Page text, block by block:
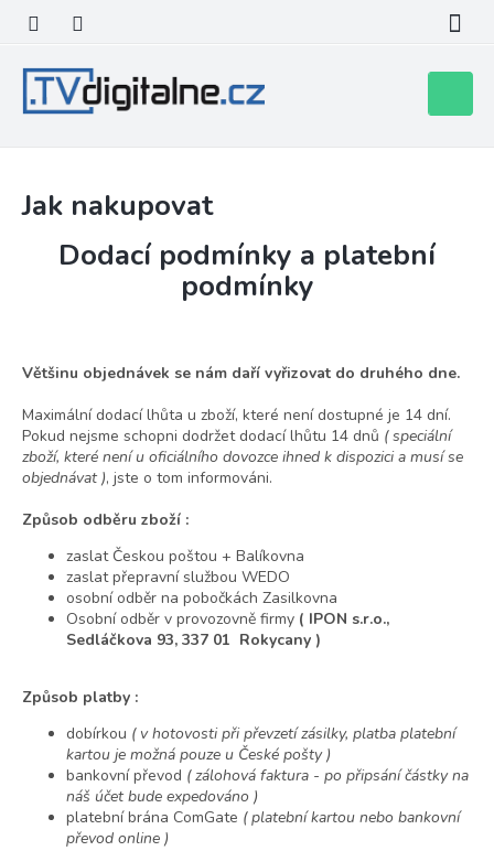
obsah
košík
Jak nakupovat
Dodací podmínky a platební
podmínky
Většinu objednávek se nám daří vyřizovat do druhého dne.
Maximální dodací lhůta u zboží, které není dostupné je 14 dní.
Pokud nejsme schopni dodržet dodací lhůtu 14 dnů ( speciální
zboží, které není u oficiálního dovozce ihned k dispozici a musí se
objednávat ), jste o tom informováni.
Způsob odběru zboží :
zaslat Českou poštou + Balíkovna
zaslat přepravní službou WEDO
osobní odběr na pobočkách Zasilkovna
Osobní odběr v provozovně firmy ( IPON s.r.o.,
Sedláčkova 93, 337 01 Rokycany )
Způsob platby :
dobírkou ( v hotovosti při převzetí zásilky, platba platební
kartou je možná pouze u České pošty )
bankovní převod ( zálohová faktura - po připsání částky na
náš účet bude expedováno )
platební brána ComGate ( platební kartou nebo bankovní
převod online )